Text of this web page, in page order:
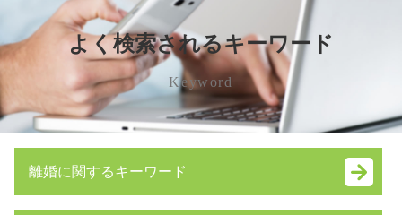
よく検索されるキーワード
Keyword
離婚に関するキーワード